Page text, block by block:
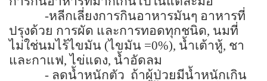
-หลีกเลี่ยงการกินอาหารมันๆ อาหารที่
ปรุงด้วย การผัด และการทอดทุกชนิด, นมที่
ไม่ใช่นมไร้ไขมัน (ไขมัน =0%), น้ำเต้าหู้, ชา
และกาแฟ, ไข่แดง, น้ำอัดลม
- ลดน้ำหนักตัว ถ้าผู้ป่วยมีน้ำหนักเกิน